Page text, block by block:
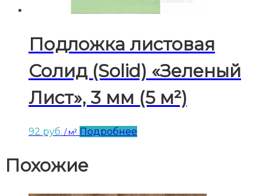
Подложка листовая
Солид (Solid) «Зеленый
Лист», 3 мм (5 м²)
92 руб. / м² Подробнее
Похожие